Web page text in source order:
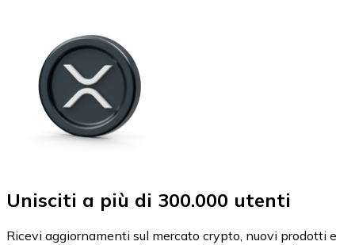
Unisciti a più di 300.000 utenti
Ricevi aggiornamenti sul mercato crypto, nuovi prodotti e